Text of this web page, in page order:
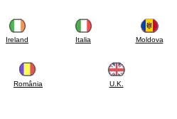
Ireland Italia Moldova
România U.K.